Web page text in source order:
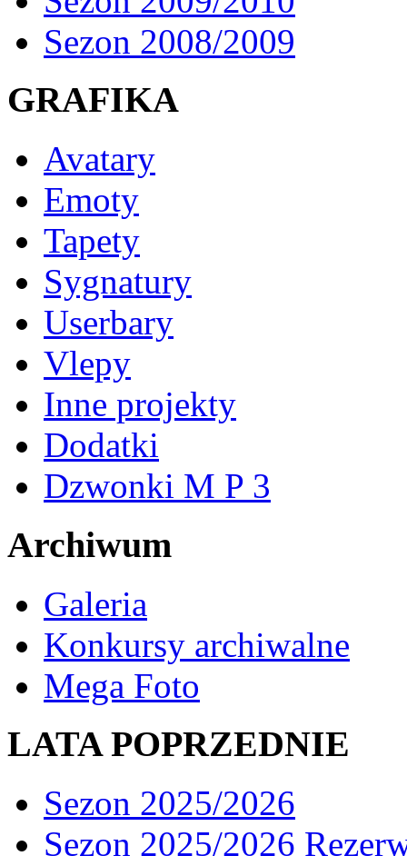
Sezon 2008/2009
GRAFIKA
Avatary
Emoty
Tapety
Sygnatury
Userbary
Vlepy
Inne projekty
Dodatki
Dzwonki M P 3
Archiwum
Galeria
Konkursy archiwalne
Mega Foto
LATA POPRZEDNIE
Sezon 2025/2026
Sezon 2025/2026